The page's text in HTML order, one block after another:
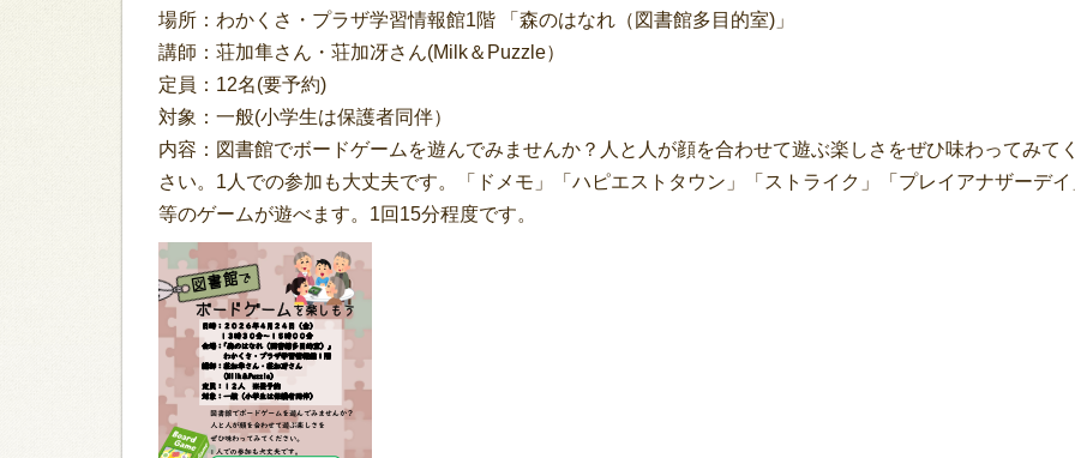
場所：わかくさ・プラザ学習情報館1階 「森のはなれ（図書館多目的室)」
講師：荘加隼さん・荘加冴さん(Milk＆Puzzle）
定員：12名(要予約)
対象：一般(小学生は保護者同伴）
内容：図書館でボードゲームを遊んでみませんか？人と人が顔を合わせて遊ぶ楽しさをぜひ味わってみて
さい。1人での参加も大丈夫です。「ドメモ」「ハピエストタウン」「ストライク」「プレイアナザーデイ
等のゲームが遊べます。1回15分程度です。